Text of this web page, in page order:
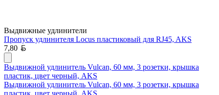
Выдвижные удлинители
Пропуск удлинителя Locus пластиковый для RJ45, AKS
7,80
Выдвижной удлинитель Vulcan, 60 мм, 3 розетки, крышка
пластик, цвет черный, AKS
Выдвижной удлинитель Vulcan, 60 мм, 3 розетки, крышка
пластик, цвет черный, AKS